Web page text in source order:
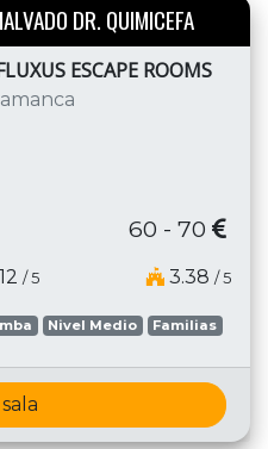
DR. QUIMICEFA
ESCAPE ROOMS
60 - 70
/ 5 3.38 / 5
Nivel Medio Familias